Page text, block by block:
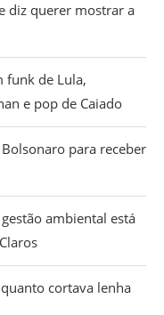
diz querer mostrar a
funk de Lula,
e pop de Caiado
para receber
ambiental está
cortava lenha